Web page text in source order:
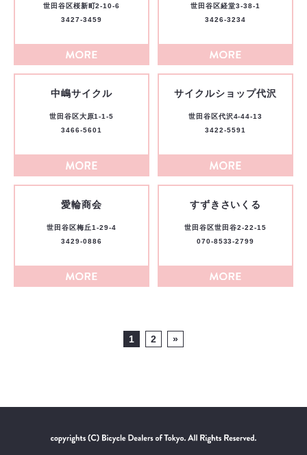
世田谷区桜新町2-10-6
3427-3459
世田谷区経堂3-38-1
3426-3234
中嶋サイクル
世田谷区大原1-1-5
3466-5601
サイクルショップ代沢
世田谷区代沢4-44-13
3422-5591
愛輪商会
世田谷区梅丘1-29-4
3429-0886
すずきさいくる
世田谷区世田谷2-22-15
070-8533-2799
1 2 »